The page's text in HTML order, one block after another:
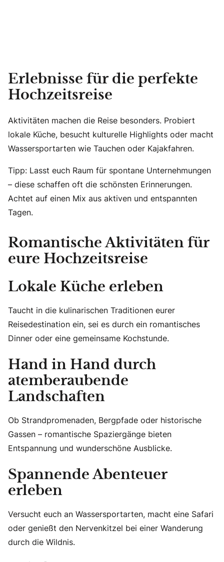
Erlebnisse für die perfekte
Hochzeitsreise
Aktivitäten machen die Reise besonders. Probiert
lokale Küche, besucht kulturelle Highlights oder macht
Wassersportarten wie Tauchen oder Kajakfahren.
Tipp: Lasst euch Raum für spontane Unternehmungen
– diese schaffen oft die schönsten Erinnerungen.
Achtet auf einen Mix aus aktiven und entspannten
Tagen.
Romantische Aktivitäten für
eure Hochzeitsreise
Lokale Küche erleben
Taucht in die kulinarischen Traditionen eurer
Reisedestination ein, sei es durch ein romantisches
Dinner oder eine gemeinsame Kochstunde.
Hand in Hand durch
atemberaubende
Landschaften
Ob Strandpromenaden, Bergpfade oder historische
Gassen – romantische Spaziergänge bieten
Entspannung und wunderschöne Ausblicke.
Spannende Abenteuer
erleben
Versucht euch an Wassersportarten, macht eine Safari
oder genießt den Nervenkitzel bei einer Wanderung
durch die Wildnis.